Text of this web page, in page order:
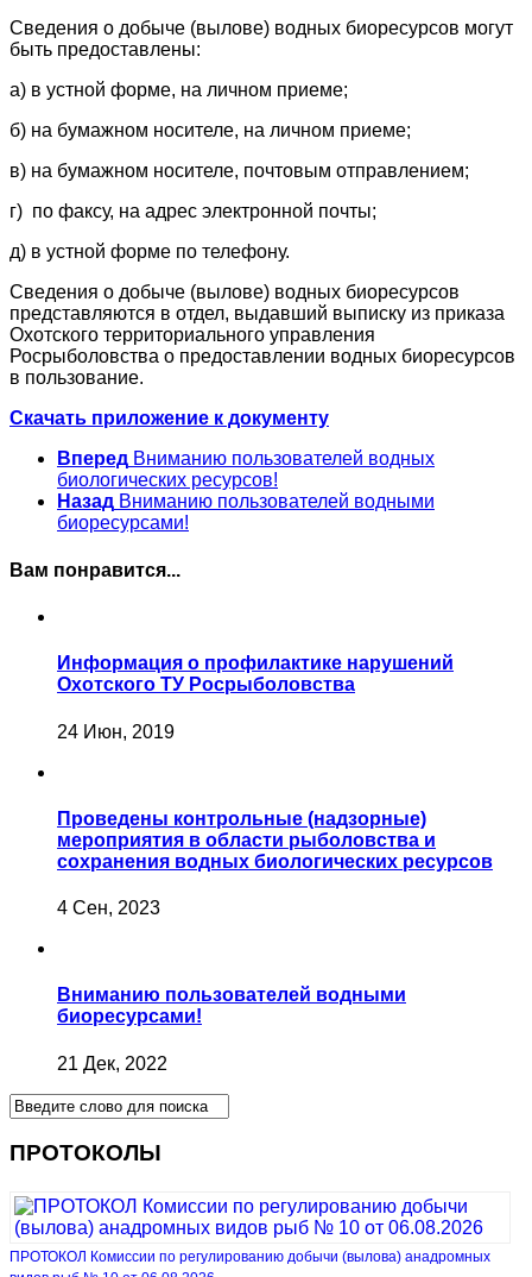
Сведения о добыче (вылове) водных биоресурсов могут
быть предоставлены:
а) в устной форме, на личном приеме;
б) на бумажном носителе, на личном приеме;
в) на бумажном носителе, почтовым отправлением;
г) по факсу, на адрес электронной почты;
д) в устной форме по телефону.
Сведения о добыче (вылове) водных биоресурсов
представляются в отдел, выдавший выписку из приказа
Охотского территориального управления
Росрыболовства о предоставлении водных биоресурсов
в пользование.
Скачать приложение к документу
Вперед Вниманию пользователей водных
биологических ресурсов!
Назад Вниманию пользователей водными
биоресурсами!
Вам понравится...
Информация о профилактике нарушений
Охотского ТУ Росрыболовства
24 Июн, 2019
Проведены контрольные (надзорные)
мероприятия в области рыболовства и
сохранения водных биологических ресурсов
4 Сен, 2023
Вниманию пользователей водными
биоресурсами!
21 Дек, 2022
ПРОТОКОЛЫ
ПРОТОКОЛ Комиссии по регулированию добычи (вылова) анадромных